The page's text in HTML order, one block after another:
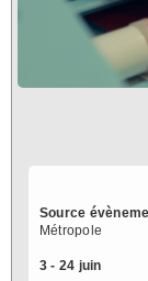
Source
Métropole
3 - 24 juin